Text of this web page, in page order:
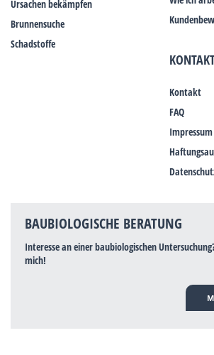
Ursachen bekämpfen
Brunnensuche
Schadstoffe
Kontakt
FAQ
Impressum
BAUBIOLOGISCHE BERATUNG
Interesse an einer baubiologischen
mich!